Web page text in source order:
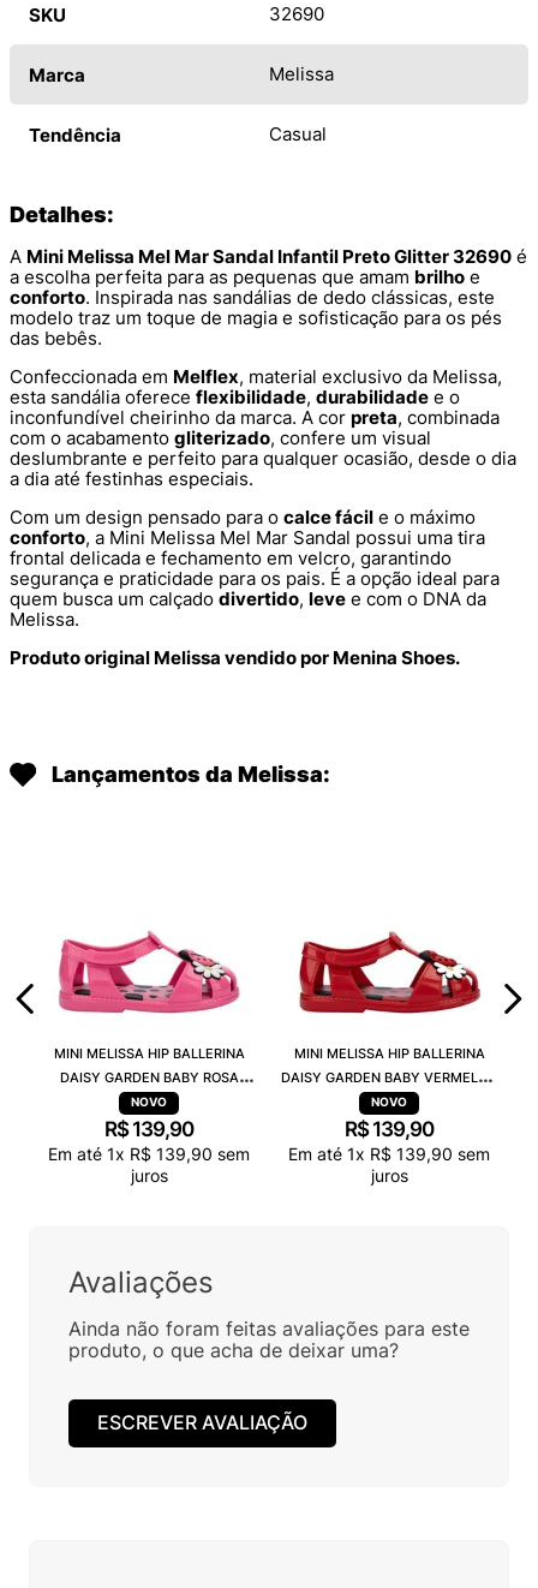
SKU 32690
Marca Melissa
Tendência Casual
Detalhes:
A Mini Melissa Mel Mar Sandal Infantil Preto Glitter 32690 é
a escolha perfeita para as pequenas que amam brilho e
conforto. Inspirada nas sandálias de dedo clássicas, este
modelo traz um toque de magia e sofisticação para os pés
das bebês.
Confeccionada em Melflex, material exclusivo da Melissa,
esta sandália oferece flexibilidade, durabilidade e o
inconfundível cheirinho da marca. A cor preta, combinada
com o acabamento gliterizado, confere um visual
deslumbrante e perfeito para qualquer ocasião, desde o dia
a dia até festinhas especiais.
Com um design pensado para o calce fácil e o máximo
conforto, a Mini Melissa Mel Mar Sandal possui uma tira
frontal delicada e fechamento em velcro, garantindo
segurança e praticidade para os pais. É a opção ideal para
quem busca um calçado divertido, leve e com o DNA da
Melissa.
Produto original Melissa vendido por Menina Shoes.
Lançamentos da Melissa:
MINI MELISSA HIP BALLERINA
DAISY GARDEN BABY ROSA
PRETO 38115
R$ 139,90
Em até 1x R$ 139,90 sem
juros
MINI MELISSA HIP BALLERINA
DAISY GARDEN BABY VERMELHO
PRETO 38115
R$ 139,90
Em até 1x R$ 139,90 sem
juros
Avaliações
Ainda não foram feitas avaliações para este
produto, o que acha de deixar uma?
ESCREVER AVALIAÇÃO